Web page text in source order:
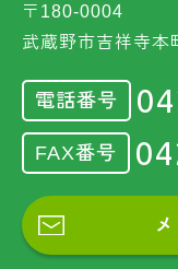
〒180-0004
武蔵野市吉祥寺
電話番号
FAX番号